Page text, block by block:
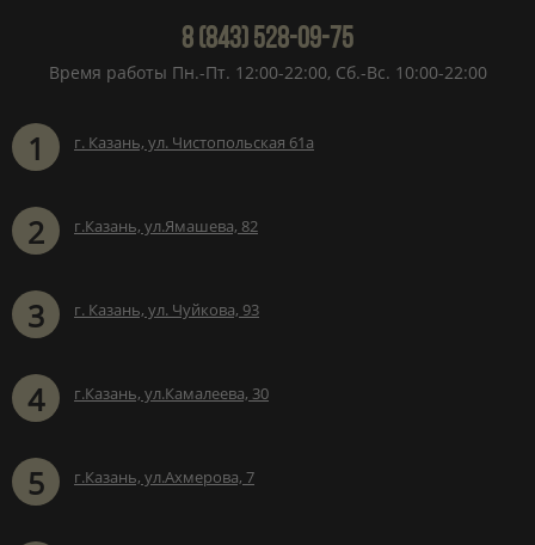
8 (843) 528-09-75
Время работы Пн.-Пт. 12:00-22:00, Сб.-Вс. 10:00-22:00
1 г. Казань, ул. Чистопольская 61а
2 г.Казань, ул.Ямашева, 82
3 г. Казань, ул. Чуйкова, 93
4 г.Казань, ул.Камалеева, 30
5 г.Казань, ул.Ахмерова, 7